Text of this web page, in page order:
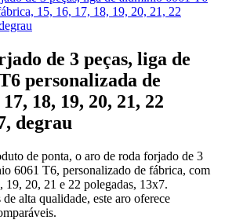
de 3 peças, liga de
personalizada de
18, 19, 20, 21, 22
degrau
de ponta, o aro de roda forjado de 3
6061 T6, personalizado de fábrica, com
19, 20, 21 e 22 polegadas, 13x7.
alta qualidade, este aro oferece